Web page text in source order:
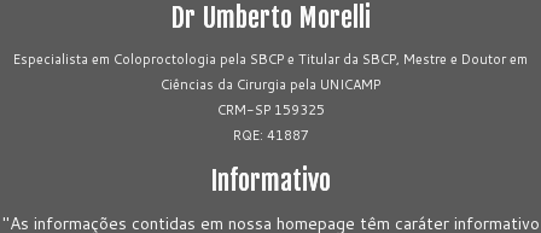
Dr Umberto Morelli
Especialista em Coloproctologia pela SBCP e Titular da SBCP, Mestre e Doutor em
Ciências da Cirurgia pela UNICAMP
CRM-SP 159325
RQE: 41887
Informativo
"As informações contidas em nossa homepage têm caráter informativo